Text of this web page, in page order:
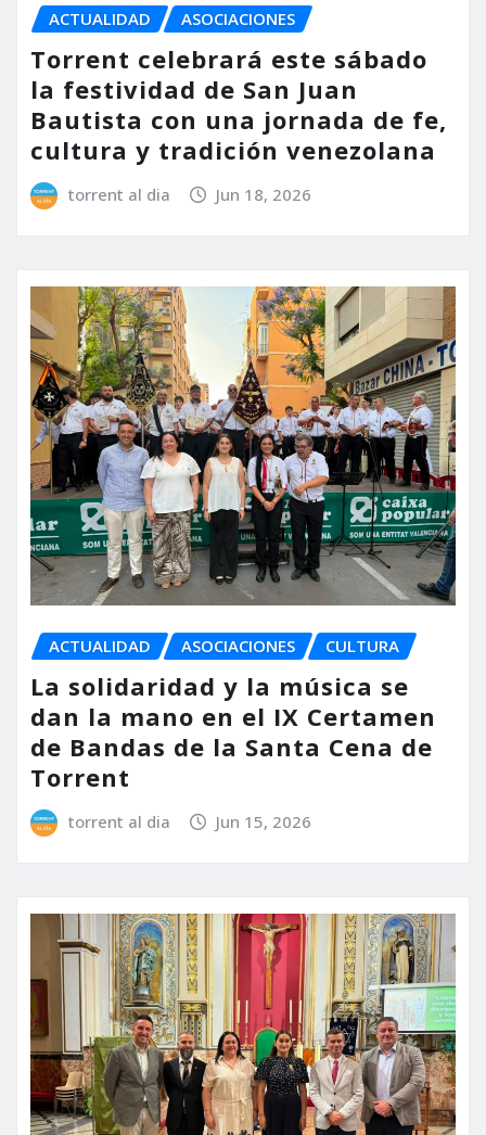
ACTUALIDAD ASOCIACIONES
Torrent celebrará este sábado
la festividad de San Juan
Bautista con una jornada de fe,
cultura y tradición venezolana
torrent al dia Jun 18, 2026
ACTUALIDAD ASOCIACIONES CULTURA
La solidaridad y la música se
dan la mano en el IX Certamen
de Bandas de la Santa Cena de
Torrent
torrent al dia Jun 15, 2026